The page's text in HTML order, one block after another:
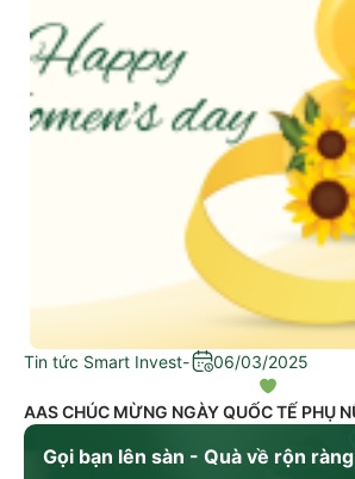
Gọi bạn lên sàn - Quà về rộn ràng
Tin tức Smart Invest- 06/03/2025
AAS CHÚC MỪNG NGÀY QUỐC TẾ PHỤ